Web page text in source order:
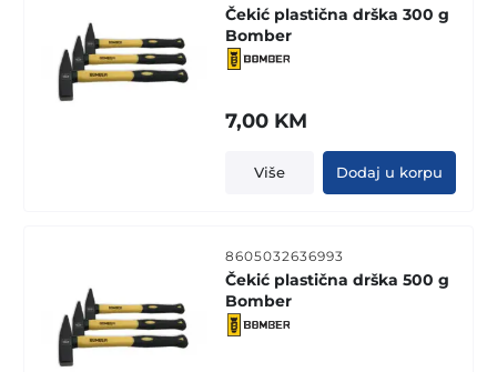
Čekić plastična drška 300 g
Bomber
7,00 KM
Više Dodaj u korpu
8605032636993
Čekić plastična drška 500 g
Bomber